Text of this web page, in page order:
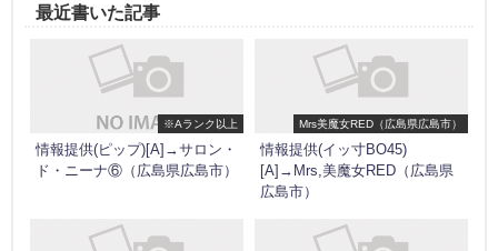
最近書いた記事
※Aランク以上
情報提供(ピップ)[A]→サロン・
ド・ニーナ⑥（広島県広島市）
Mrs美魔女RED（広島県広島市）
情報提供(イッ寸BO45)
[A]→Mrs,美魔女RED（広島県
広島市）